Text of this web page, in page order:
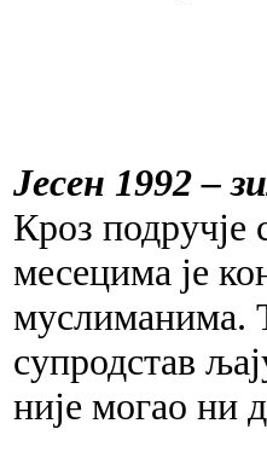
Јесен 1992 –
Кроз подручје
месецима је
муслиманима.
супродстав
није могао ни